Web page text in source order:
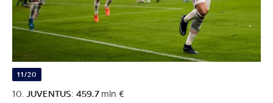
11/20
10. JUVENTUS: 459.7mln €